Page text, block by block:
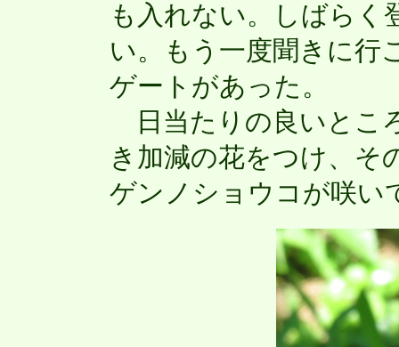
も入れない。しばらく
い。もう一度聞きに行
ゲートがあった。
日当たりの良いとこ
き加減の花をつけ、そ
ゲンノショウコが咲い